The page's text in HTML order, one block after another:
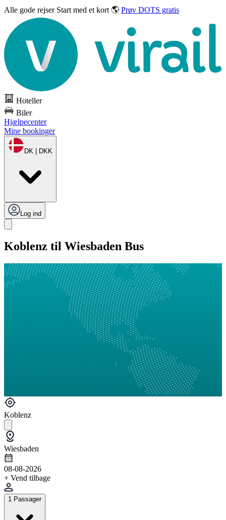
Alle gode rejser Start med et kort 🌎 Prøv DOTS gratis
Hoteller
Biler
Hjælpecenter
Mine bookinger
DK | DKK
Log ind
Koblenz til Wiesbaden Bus
Koblenz
Wiesbaden
08-08-2026
+ Vend tilbage
1 Passager